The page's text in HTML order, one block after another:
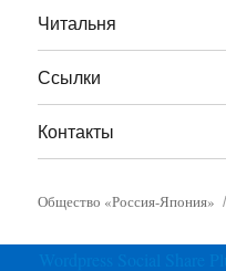
Читальня
Ссылки
Контакты
Общество «Россия-Япония»